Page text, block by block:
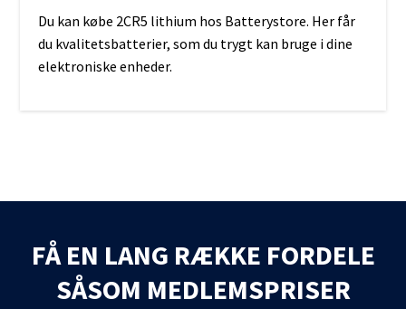
Du kan købe 2CR5 lithium hos Batterystore. Her får
du kvalitetsbatterier, som du trygt kan bruge i dine
elektroniske enheder.
FÅ EN LANG RÆKKE FORDELE
SÅSOM MEDLEMSPRISER